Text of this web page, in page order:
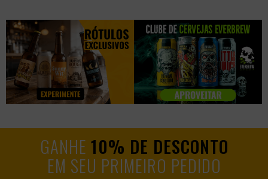
GANHE 10% DE DESCONTO
EM SEU PRIMEIRO PEDIDO